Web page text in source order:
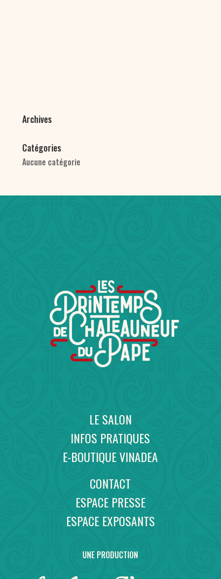
Archives
Catégories
Aucune catégorie
LE SALON
INFOS PRATIQUES
E-BOUTIQUE VINADEA
CONTACT
ESPACE PRESSE
ESPACE EXPOSANTS
UNE PRODUCTION